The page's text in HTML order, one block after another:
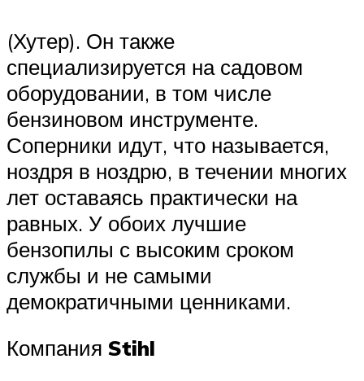
(Хутер). Он также
специализируется на садовом
оборудовании, в том числе
бензиновом инструменте.
Соперники идут, что называется,
ноздря в ноздрю, в течении многих
лет оставаясь практически на
равных. У обоих лучшие
бензопилы с высоким сроком
службы и не самыми
демократичными ценниками.
Компания Stihl